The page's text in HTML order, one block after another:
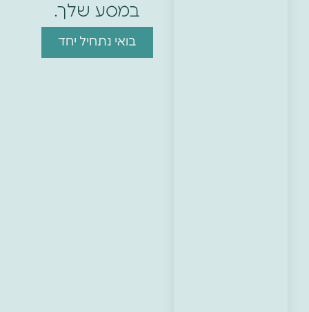
במסע שלך.
בואי נתחיל יחד